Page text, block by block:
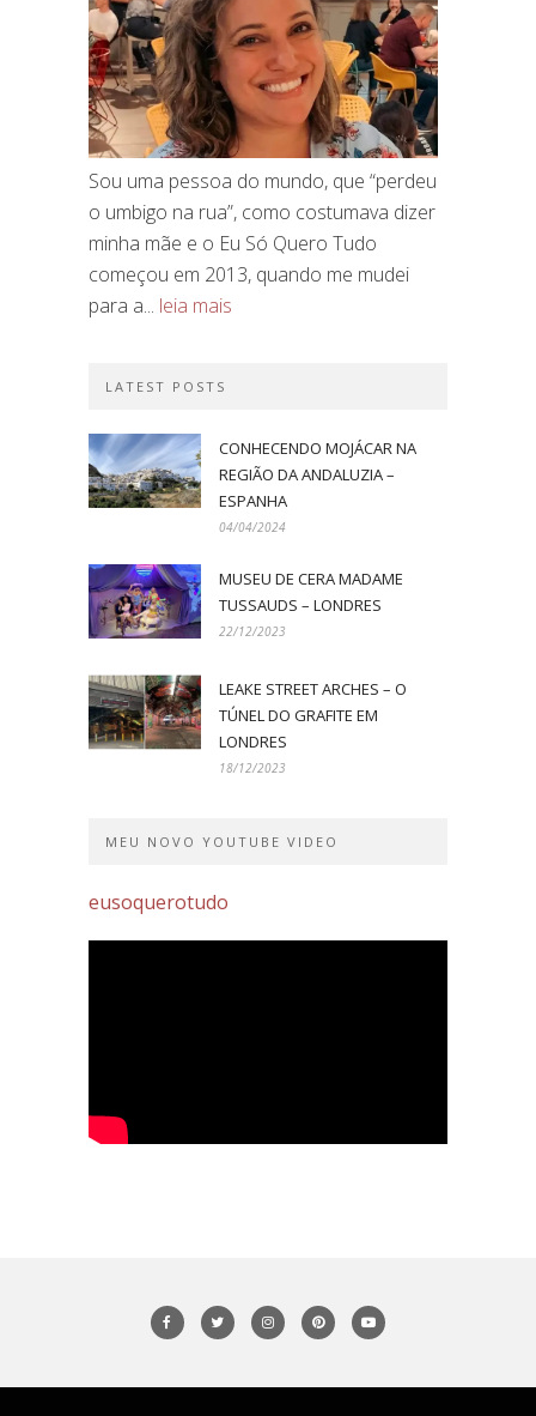
Sou uma pessoa do mundo, que “perdeu
o umbigo na rua”, como costumava dizer
minha mãe e o Eu Só Quero Tudo
começou em 2013, quando me mudei
para a... leia mais
LATEST POSTS
CONHECENDO MOJÁCAR NA
REGIÃO DA ANDALUZIA –
ESPANHA
04/04/2024
MUSEU DE CERA MADAME
TUSSAUDS – LONDRES
22/12/2023
LEAKE STREET ARCHES – O
TÚNEL DO GRAFITE EM
LONDRES
18/12/2023
MEU NOVO YOUTUBE VIDEO
eusoquerotudo